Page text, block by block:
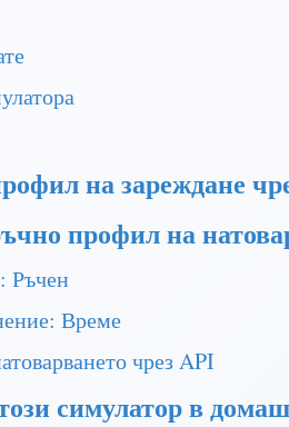
на зареждане
профил на
Ръчен
Време
чрез API
симулатор в